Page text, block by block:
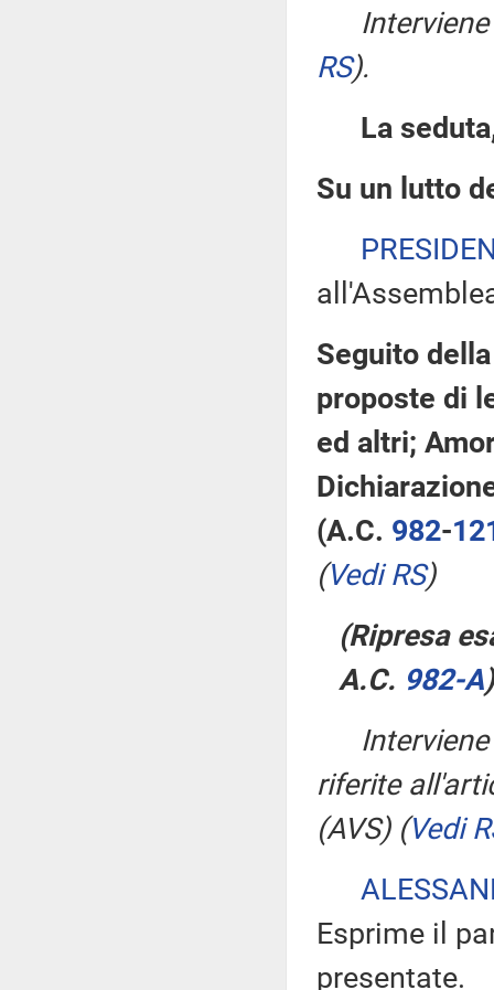
RS).
La
Su un lutto
Seguito
proposte di
ed altri;
(A.C. 982​-
(Vedi RS)
(Ripresa
A.C. 982-A​)
riferite
(AVS) (Vedi
Esprime il
presentate.